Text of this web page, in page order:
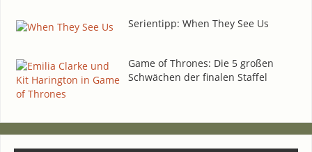
Seri­en­tipp: When They See Us
Game of Thro­nes: Die 5 gro­ßen
Schwä­chen der fina­len Staffel